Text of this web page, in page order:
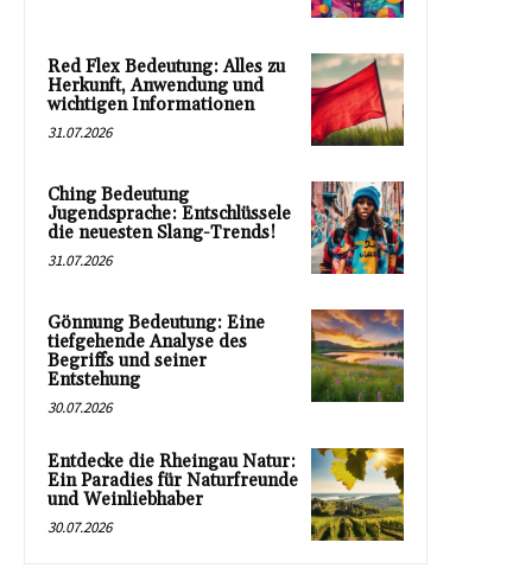
Red Flex Bedeutung: Alles zu
Herkunft, Anwendung und
wichtigen Informationen
31.07.2026
Ching Bedeutung
Jugendsprache: Entschlüssele
die neuesten Slang-Trends!
31.07.2026
Gönnung Bedeutung: Eine
tiefgehende Analyse des
Begriffs und seiner
Entstehung
30.07.2026
Entdecke die Rheingau Natur:
Ein Paradies für Naturfreunde
und Weinliebhaber
30.07.2026